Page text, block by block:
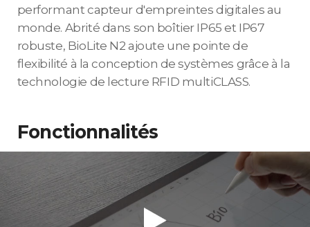
performant capteur d'empreintes digitales au
monde. Abrité dans son boîtier IP65 et IP67
robuste, BioLite N2 ajoute une pointe de
flexibilité à la conception de systèmes grâce à la
technologie de lecture RFID multiCLASS.
Fonctionnalités